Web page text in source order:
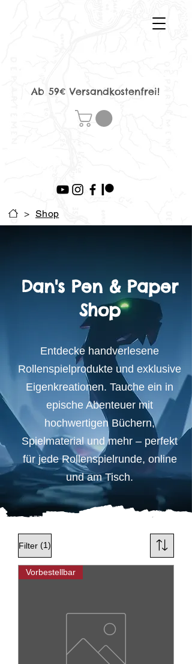
Ab 59€ Versandkostenfrei!
> Shop
Dan's Pen & Paper
Shop
Entdecke handverlesene
Rollenspielprodukte und exklusive
Eigenkreationen. Tauche ein in
epische Abenteuer mit
hochwertigen Büchern,
Spielmaterial und mehr – perfekt
für jede Rollenspielrunde, online
und am Tisch.
Filter (1)
Vorbestellbar